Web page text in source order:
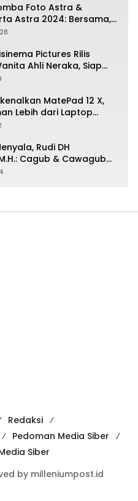
Foto Astra &
Astra 2024: Bersama,
Pictures Rilis
Ahli Neraka, Siap
14 November 2024
MatePad 12 X,
Lebih dari Laptop
Bright dan Desain
Produktivitas di Mana
Rudi DH
Cagub & Cawagub
Anung dan Rano
Redaksi
Pedoman Media Siber
Siber
by milleniumpost.id